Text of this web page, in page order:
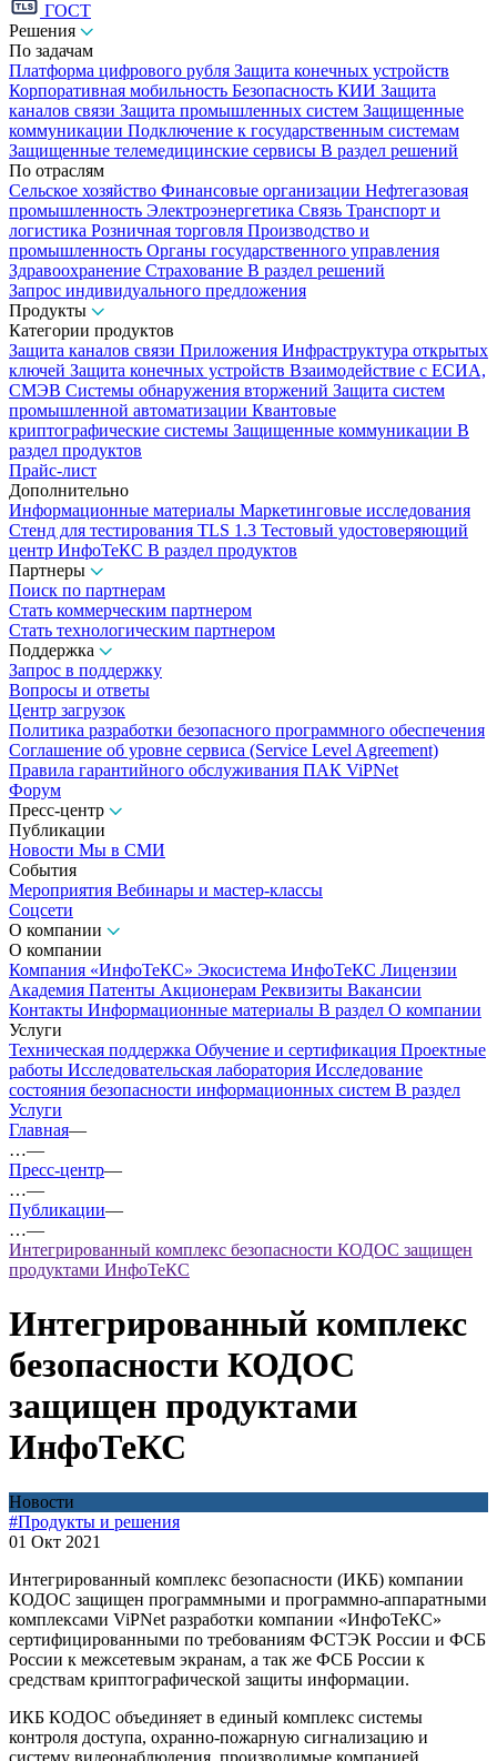
ГОСТ
Решения
По задачам
Платформа цифрового рубля Защита конечных устройств
Корпоративная мобильность Безопасность КИИ Защита
каналов связи Защита промышленных систем Защищенные
коммуникации Подключение к государственным системам
Защищенные телемедицинские сервисы В раздел решений
По отраслям
Сельское хозяйство Финансовые организации Нефтегазовая
промышленность Электроэнергетика Связь Транспорт и
логистика Розничная торговля Производство и
промышленность Органы государственного управления
Здравоохранение Страхование В раздел решений
Запрос индивидуального предложения
Продукты
Категории продуктов
Защита каналов связи Приложения Инфраструктура открытых
ключей Защита конечных устройств Взаимодействие с ЕСИА,
СМЭВ Системы обнаружения вторжений Защита систем
промышленной автоматизации Квантовые
криптографические системы Защищенные коммуникации В
раздел продуктов
Прайс-лист
Дополнительно
Информационные материалы Маркетинговые исследования
Стенд для тестирования TLS 1.3 Тестовый удостоверяющий
центр ИнфоТеКС В раздел продуктов
Партнеры
Поиск по партнерам
Стать коммерческим партнером
Стать технологическим партнером
Поддержка
Запрос в поддержку
Вопросы и ответы
Центр загрузок
Политика разработки безопасного программного обеспечения
Соглашение об уровне сервиса (Service Level Agreement)
Правила гарантийного обслуживания ПАК ViPNet
Форум
Пресс-центр
Публикации
Новости Мы в СМИ
События
Мероприятия Вебинары и мастер-классы
Соцсети
О компании
О компании
Компания «ИнфоТеКС» Экосистема ИнфоТеКС Лицензии
Академия Патенты Акционерам Реквизиты Вакансии
Контакты Информационные материалы В раздел О компании
Услуги
Техническая поддержка Обучение и сертификация Проектные
работы Исследовательская лаборатория Исследование
состояния безопасности информационных систем В раздел
Услуги
Главная—
…—
Пресс-центр—
…—
Публикации—
…—
Интегрированный комплекс безопасности КОДОС защищен
продуктами ИнфоТеКС
Интегрированный комплекс
безопасности КОДОС
защищен продуктами
ИнфоТеКС
Новости
#Продукты и решения
01 Окт 2021
Интегрированный комплекс безопасности (ИКБ) компании
КОДОС защищен программными и программно-аппаратными
комплексами ViPNet разработки компании «ИнфоТеКС»
сертифицированными по требованиям ФСТЭК России и ФСБ
России к межсетевым экранам, а так же ФСБ России к
средствам криптографической защиты информации.
ИКБ КОДОС объединяет в единый комплекс системы
контроля доступа, охранно-пожарную сигнализацию и
систему видеонаблюдения, производимые компанией